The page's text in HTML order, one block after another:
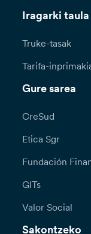
Iragarki taula
Truke-tasak
Tarifa-
Gure sarea
CreSud
Etica Sgr
Fundación
GITs
Valor Social
Sakontzeko